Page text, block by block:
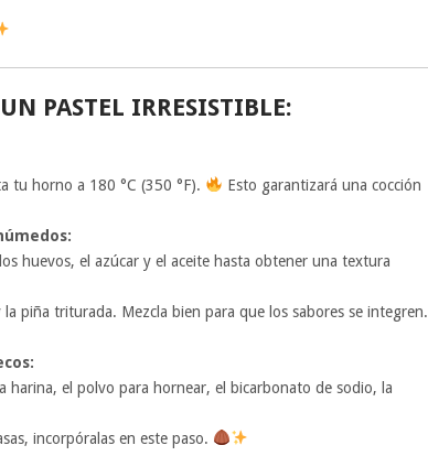
PASTEL IRRESISTIBLE:
tu horno a 180 °C (350 °F).
Esto garantizará una cocción
huevos, el azúcar y el aceite hasta obtener una textura
piña triturada. Mezcla bien para que los sabores se integren.
harina, el polvo para hornear, el bicarbonato de sodio, la
incorpóralas en este paso.